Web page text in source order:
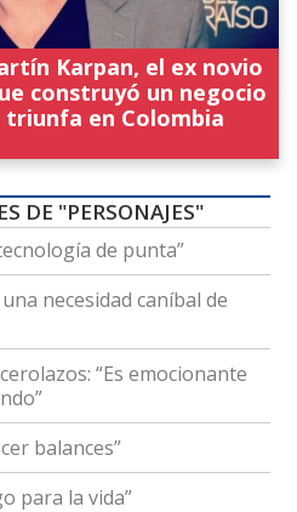
Karpan, el ex novio
construyó un negocio
triunfa en Colombia
DE "PERSONAJES"
de punta”
necesidad caníbal de
“Es emocionante
balances”
para la vida”